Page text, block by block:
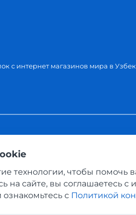
с интернет магазинов мира в
технологии, чтобы помочь
на сайте, вы соглашаетесь
с Политикой